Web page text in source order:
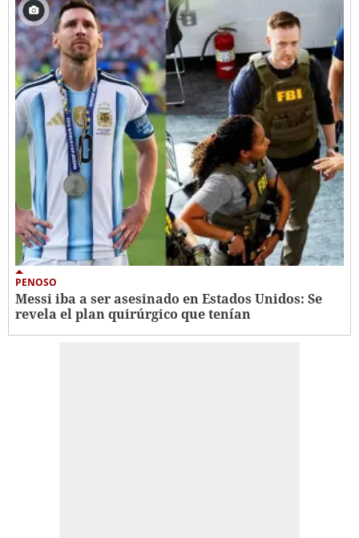
PENOSO
Messi iba a ser asesinado en Estados Unidos: Se
revela el plan quirúrgico que tenían